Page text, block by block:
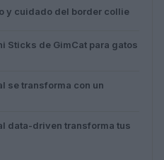
y cuidado del border collie
Sticks de GimCat para gatos
se transforma con un
data-driven transforma tus